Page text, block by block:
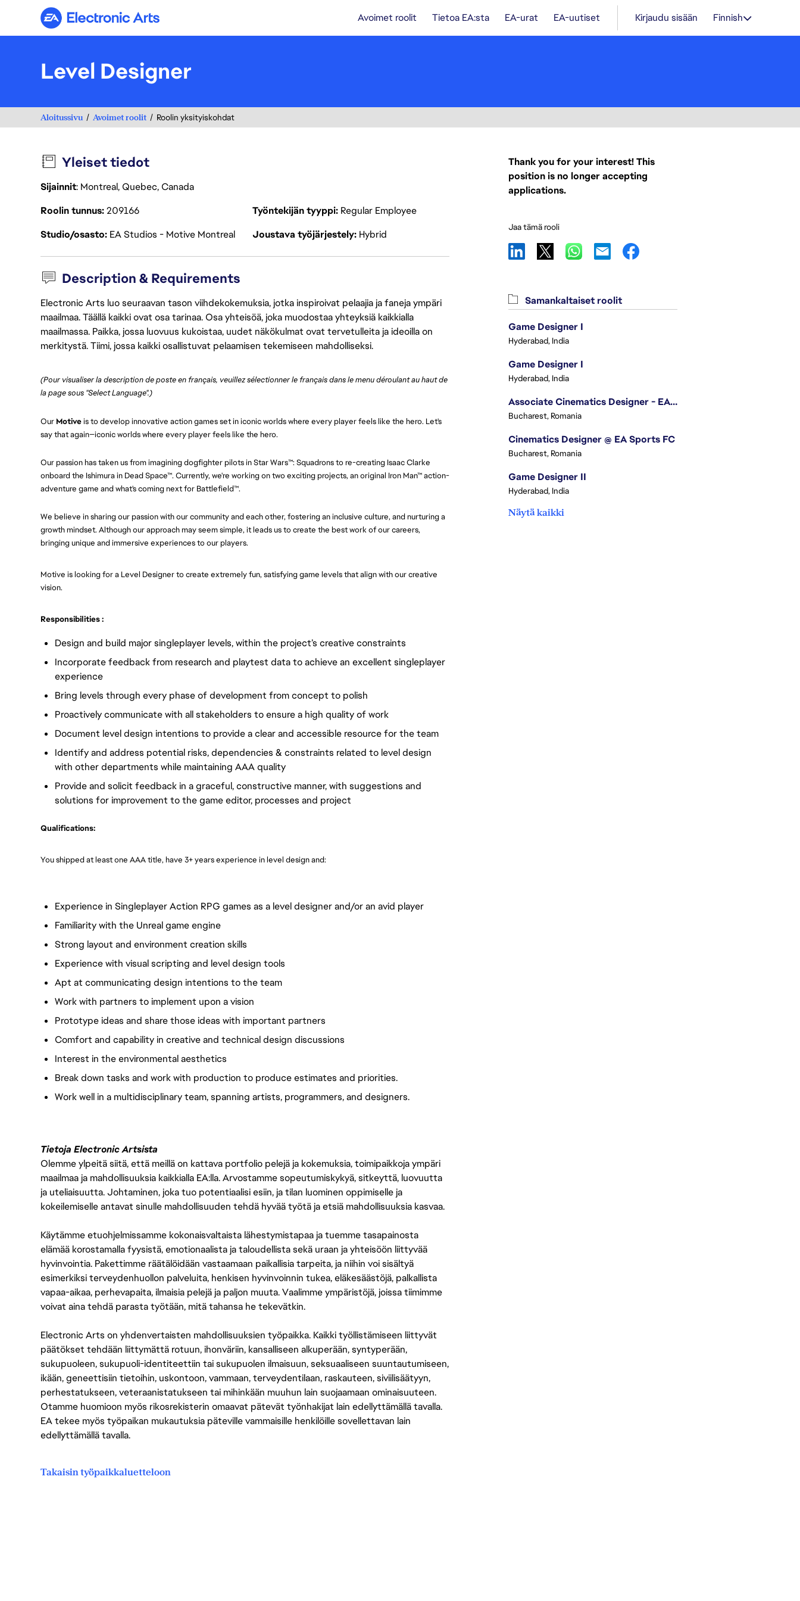
Electronic Arts Avoimet roolit Tietoa EA:sta EA-urat EA-uutiset Kirjaudu sisään Finnish
Level Designer
Aloitussivu Avoimet roolit Roolin yksityiskohdat
Yleiset tiedot
Sijainnit: Montreal, Quebec, Canada
Roolin tunnus209166 Työntekijän tyyppi Regular Employee
Studio/osasto EA Studios - Motive Montreal Joustava työjärjestely Hybrid
Description & Requirements
Electronic Arts luo seuraavan tason viihdekokemuksia, jotka inspiroivat pelaajia ja faneja ympäri
maailmaa. Täällä kaikki ovat osa tarinaa. Osa yhteisöä, joka muodostaa yhteyksiä kaikkialla
maailmassa. Paikka, jossa luovuus kukoistaa, uudet näkökulmat ovat tervetulleita ja ideoilla on
merkitystä. Tiimi, jossa kaikki osallistuvat pelaamisen tekemiseen mahdolliseksi.
(Pour visualiser la description de poste en français, veuillez sélectionner le français dans le menu déroulant au haut de
la page sous "Select Language".)
Our Motiveis to develop innovative action games set in iconic worlds where every player feels like the hero. Let's
say that again—iconic worlds where every player feels like the hero.
Our passion has taken us from imagining dogfighter pilots in Star Wars™: Squadrons to re-creating Isaac Clarke
onboard the Ishimura in Dead Space™. Currently, we're working on two exciting projects, an original Iron Man™ action-
adventure game and what's coming next for Battlefield™.
We believe in sharing our passion with our community and each other, fostering an inclusive culture, and nurturing a
growth mindset. Although our approach may seem simple, it leads us to create the best work of our careers,
bringing unique and immersive experiences to our players.
Motive is looking for a Level Designer to create extremely fun, satisfying game levels that align with our creative
vision.
Responsibilities :
Design and build major singleplayer levels, within the project’s creative constraints
Incorporate feedback from research and playtest data to achieve an excellent singleplayer
experience
Bring levels through every phase of development from concept to polish
Proactively communicate with all stakeholders to ensure a high quality of work
Document level design intentions to provide a clear and accessible resource for the team
Identify and address potential risks, dependencies & constraints related to level design
with other departments while maintaining AAA quality
Provide and solicit feedback in a graceful, constructive manner, with suggestions and
solutions for improvement to the game editor, processes and project
Qualifications:
You shipped at least one AAA title, have 3+ years experience in level design and:
Experience in Singleplayer Action RPG games as a level designer and/or an avid player
Familiarity with the Unreal game engine
Strong layout and environment creation skills
Experience with visual scripting and level design tools
Apt at communicating design intentions to the team
Work with partners to implement upon a vision
Prototype ideas and share those ideas with important partners
Comfort and capability in creative and technical design discussions
Interest in the environmental aesthetics
Break down tasks and work with production to produce estimates and priorities.
Work well in a multidisciplinary team, spanning artists, programmers, and designers.
Tietoja Electronic Artsista
Olemme ylpeitä siitä, että meillä on kattava portfolio pelejä ja kokemuksia, toimipaikkoja ympäri
maailmaa ja mahdollisuuksia kaikkialla EA:lla. Arvostamme sopeutumiskykyä, sitkeyttä, luovuutta
ja uteliaisuutta. Johtaminen, joka tuo potentiaalisi esiin, ja tilan luominen oppimiselle ja
kokeilemiselle antavat sinulle mahdollisuuden tehdä hyvää työtä ja etsiä mahdollisuuksia kasvaa.
Käytämme etuohjelmissamme kokonaisvaltaista lähestymistapaa ja tuemme tasapainosta
elämää korostamalla fyysistä, emotionaalista ja taloudellista sekä uraan ja yhteisöön liittyvää
hyvinvointia. Pakettimme räätälöidään vastaamaan paikallisia tarpeita, ja niihin voi sisältyä
esimerkiksi terveydenhuollon palveluita, henkisen hyvinvoinnin tukea, eläkesäästöjä, palkallista
vapaa-aikaa, perhevapaita, ilmaisia pelejä ja paljon muuta. Vaalimme ympäristöjä, joissa tiimimme
voivat aina tehdä parasta työtään, mitä tahansa he tekevätkin.
Electronic Arts on yhdenvertaisten mahdollisuuksien työpaikka. Kaikki työllistämiseen liittyvät
päätökset tehdään liittymättä rotuun, ihonväriin, kansalliseen alkuperään, syntyperään,
sukupuoleen, sukupuoli-identiteettiin tai sukupuolen ilmaisuun, seksuaaliseen suuntautumiseen,
ikään, geneettisiin tietoihin, uskontoon, vammaan, terveydentilaan, raskauteen, siviilisäätyyn,
perhestatukseen, veteraanistatukseen tai mihinkään muuhun lain suojaamaan ominaisuuteen.
Otamme huomioon myös rikosrekisterin omaavat pätevät työnhakijat lain edellyttämällä tavalla.
EA tekee myös työpaikan mukautuksia päteville vammaisille henkilöille sovellettavan lain
edellyttämällä tavalla.
Takaisin työpaikkaluetteloon
Thank you for your interest! This
position is no longer accepting
applications.
Jaa tämä rooli
Samankaltaiset roolit
Game Designer I
Hyderabad, India
Game Designer I
Hyderabad, India
Associate Cinematics Designer - EA Sports FC
Bucharest, Romania
Cinematics Designer @ EA Sports FC
Bucharest, Romania
Game Designer II
Hyderabad, India
Näytä kaikki